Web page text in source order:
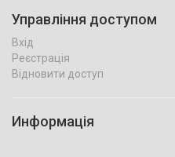
Управління доступом
Вхід
Реєстрація
Відновити доступ
Информація